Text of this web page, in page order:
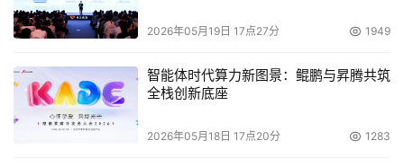
用正方兴未艾，而Windows已有的市场又非常广阔。
问：你觉得Linux的应用市场会很大吗？
答：任何一种新技术刚出现的时候，自然都免不了
带有夸大的成份。但一旦这种新技术得到广泛应用之后，它
2026年05月19日 17点27分 1949
智能体时代算力新图景：鲲鹏与昇腾共筑
全栈创新底座
2026年05月18日 17点20分 1283